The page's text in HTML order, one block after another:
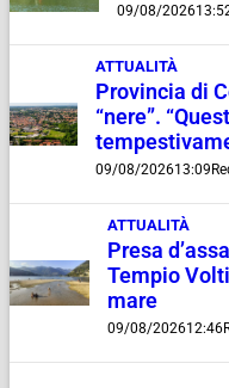
09/08/2026
ATTUALITÀ
Provincia di
“nere”.
09/08/202613:09
ATTUALITÀ
Presa
Tempio
mare
09/08/202612:46